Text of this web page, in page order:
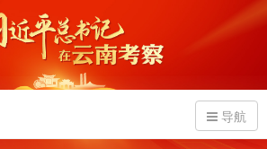
导航